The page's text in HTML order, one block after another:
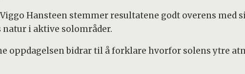
Hansteen stemmer resultatene godt overens
i aktive solområder.
oppdagelsen bidrar til å forklare hvorfor solens ytre